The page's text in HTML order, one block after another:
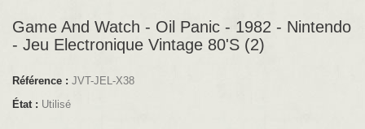
Game And Watch - Oil Panic - 1982 - Nintendo
- Jeu Electronique Vintage 80'S (2)
Référence : JVT-JEL-X38
État : Utilisé